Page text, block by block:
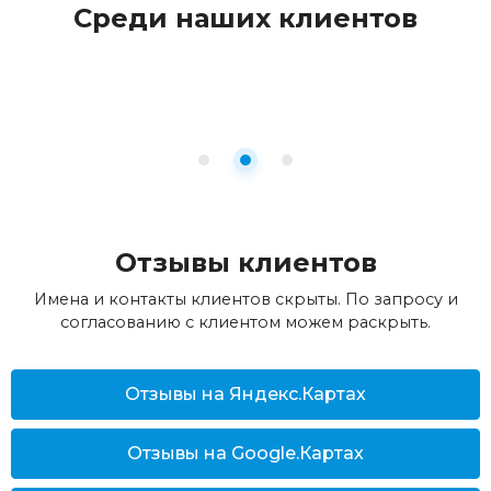
Отзывы клиентов
Имена и контакты клиентов скрыты. По запросу и
согласованию с клиентом можем раскрыть.
Отзывы на Яндекс.Картах
Отзывы на Google.Картах
Среди наших клиентов